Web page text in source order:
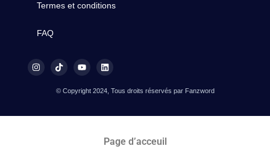
Termes et conditions
FAQ
© Copyright 2024, Tous droits réservés par Fanzword
Page d’acceuil